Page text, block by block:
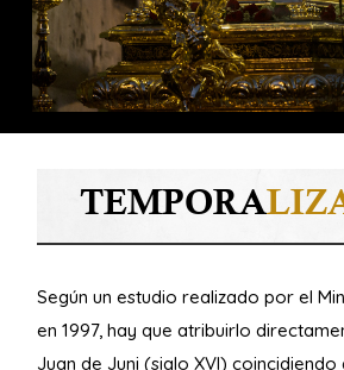
TEMPORA
Según un estudio realizado por el
en 1997, hay que atribuirlo
Juan de Juni (siglo XVI)